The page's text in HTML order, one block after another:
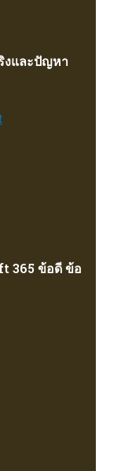
งและปัญหา
365 ข้อดี ข้อ